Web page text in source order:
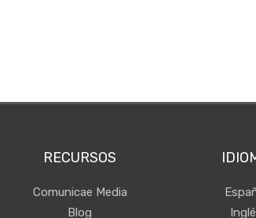
RECURSOS
Comunicae Media
Blog